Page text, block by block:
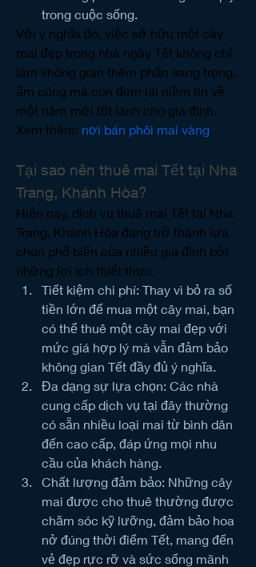
trong cuộc sống.
Với ý nghĩa đó, việc sở hữu một cây
mai đẹp trong nhà ngày Tết không chỉ
làm không gian thêm phần sang trọng,
ấm cúng mà còn đem lại niềm tin về
một năm mới tốt lành cho gia đình.
Xem thêm: nơi bán phôi mai vàng.
Tại sao nên thuê mai Tết tại Nha
Trang, Khánh Hòa?
Hiện nay, dịch vụ thuê mai Tết tại Nha
Trang, Khánh Hòa đang trở thành lựa
chọn phổ biến của nhiều gia đình bởi
những lợi ích thiết thực:
Tiết kiệm chi phí: Thay vì bỏ ra số
tiền lớn để mua một cây mai, bạn
có thể thuê một cây mai đẹp với
mức giá hợp lý mà vẫn đảm bảo
không gian Tết đầy đủ ý nghĩa.
Đa dạng sự lựa chọn: Các nhà
cung cấp dịch vụ tại đây thường
có sẵn nhiều loại mai từ bình dân
đến cao cấp, đáp ứng mọi nhu
cầu của khách hàng.
Chất lượng đảm bảo: Những cây
mai được cho thuê thường được
chăm sóc kỹ lưỡng, đảm bảo hoa
nở đúng thời điểm Tết, mang đến
vẻ đẹp rực rỡ và sức sống mãnh